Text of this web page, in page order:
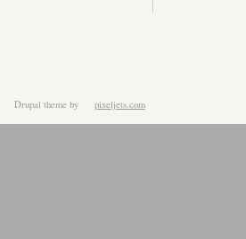
Drupal theme by pixeljets.com